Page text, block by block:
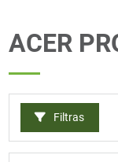
ACER
Filtras